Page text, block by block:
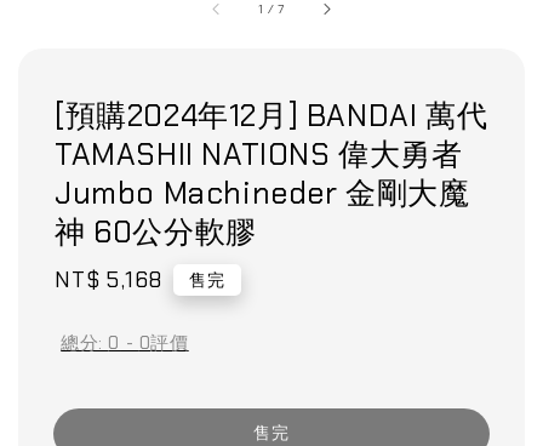
1 /7
[預購2024年12月] BANDAI 萬代
TAMASHII NATIONS 偉大勇者
Jumbo Machineder 金剛大魔
神 60公分軟膠
Regular
NT$ 5,168 售完
總分: 0 - 0評價
售完